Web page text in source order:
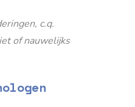
c.q.
of nauwelijks